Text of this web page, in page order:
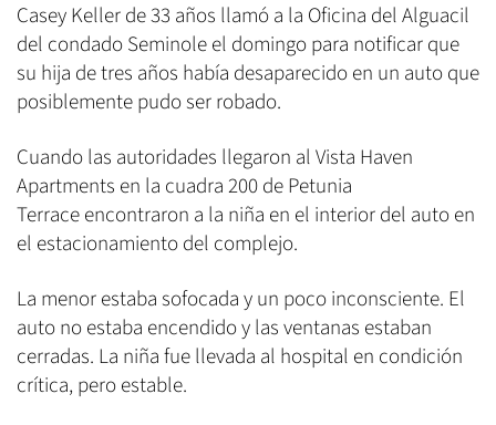
Casey Keller de 33 años llamó a la Oficina del Alguacil
del condado Seminole el domingo para notificar que
su hija de tres años había desaparecido en un auto que
posiblemente pudo ser robado.
Cuando las autoridades llegaron al Vista Haven
Apartments en la cuadra 200 de Petunia
Terrace encontraron a la niña en el interior del auto en
el estacionamiento del complejo.
La menor estaba sofocada y un poco inconsciente. El
auto no estaba encendido y las ventanas estaban
cerradas. La niña fue llevada al hospital en condición
crítica, pero estable.